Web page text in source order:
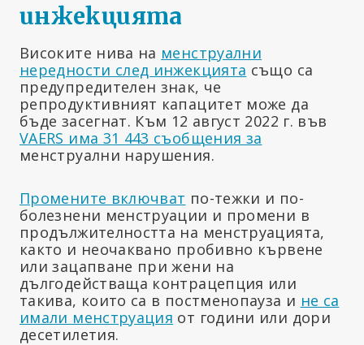
инжекцията
Високите нива на менструални
нередности след инжекцията също са
предупредителен знак, че
репродуктивният капацитет може да
бъде засегнат. Към 12 август 2022 г. във
VAERS има 31 443 съобщения за
менструални нарушения.
Промените включват по-тежки и по-
болезнени менструации и промени в
продължителността на менструацията,
както и неочаквано пробивно кървене
или зацапване при жени на
дългодействаща контрацепция или
такива, които са в постменопауза и не са
имали менструация от години или дори
десетилетия.